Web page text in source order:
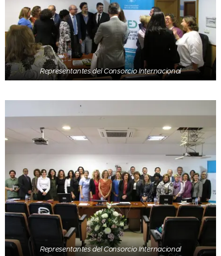
Representantes del Consorcio Internacional
Representantes del Consorcio Internacional